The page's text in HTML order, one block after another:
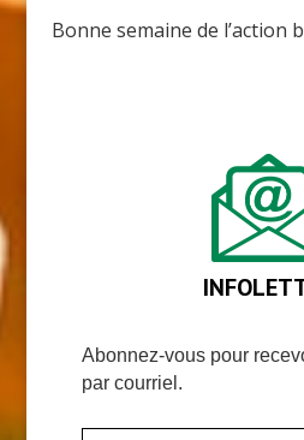
Bonne semaine de l’action
Abonnez-vous pour
par courriel.